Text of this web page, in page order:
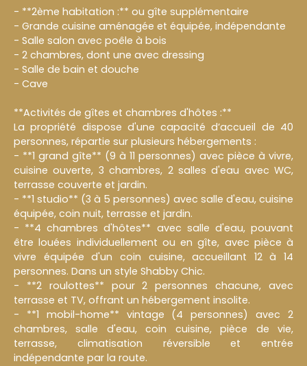
- **2ème habitation :** ou gîte supplémentaire
- Grande cuisine aménagée et équipée, indépendante
- Salle salon avec poêle à bois
- 2 chambres, dont une avec dressing
- Salle de bain et douche
- Cave
**Activités de gîtes et chambres d'hôtes :**
La propriété dispose d'une capacité d’accueil de 40
personnes, répartie sur plusieurs hébergements :
- **1 grand gîte** (9 à 11 personnes) avec pièce à vivre,
cuisine ouverte, 3 chambres, 2 salles d'eau avec WC,
terrasse couverte et jardin.
- **1 studio** (3 à 5 personnes) avec salle d'eau, cuisine
équipée, coin nuit, terrasse et jardin.
- **4 chambres d'hôtes** avec salle d'eau, pouvant
être louées individuellement ou en gîte, avec pièce à
vivre équipée d'un coin cuisine, accueillant 12 à 14
personnes. Dans un style Shabby Chic.
- **2 roulottes** pour 2 personnes chacune, avec
terrasse et TV, offrant un hébergement insolite.
- **1 mobil-home** vintage (4 personnes) avec 2
chambres, salle d'eau, coin cuisine, pièce de vie,
terrasse, climatisation réversible et entrée
indépendante par la route.